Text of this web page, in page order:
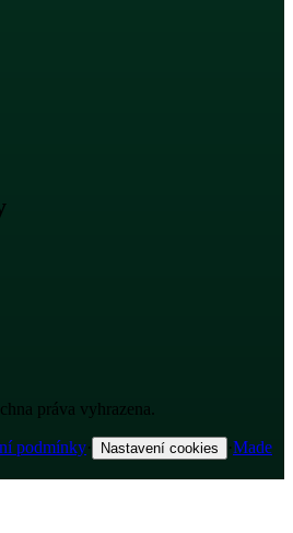
práva vyhrazena.
podmínky· Nastavení cookies ·Made